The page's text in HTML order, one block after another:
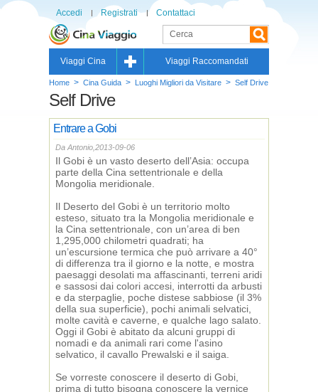
Accedi Registrati Contattaci
Viaggi Cina Viaggi Raccomandati
Home > Cina Guida > Luoghi Migliori da Visitare > Self Drive
Self Drive
Entrare a Gobi
Da Antonio,2013-09-06
Il Gobi è un vasto deserto dell’Asia: occupa
parte della Cina settentrionale e della
Mongolia meridionale.
Il Deserto del Gobi è un territorio molto
esteso, situato tra la Mongolia meridionale e
la Cina settentrionale, con un’area di ben
1,295,000 chilometri quadrati; ha
un’escursione termica che può arrivare a 40°
di differenza tra il giorno e la notte, e mostra
paesaggi desolati ma affascinanti, terreni aridi
e sassosi dai colori accesi, interrotti da arbusti
e da sterpaglie, poche distese sabbiose (il 3%
della sua superficie), pochi animali selvatici,
molte cavità e caverne, e qualche lago salato.
Oggi il Gobi è abitato da alcuni gruppi di
nomadi e da animali rari come l'asino
selvatico, il cavallo Prewalski e il saiga.
Se vorreste conoscere il deserto di Gobi,
prima di tutto bisogna conoscere la vernice